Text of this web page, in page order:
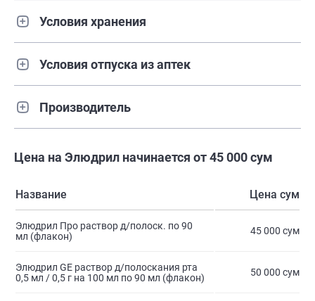
Условия хранения
Условия отпуска из аптек
Производитель
Цена на Элюдрил начинается от 45 000 сум
Название Цена сум
Элюдрил Про раствор д/полоск. по 90
мл (флакон)
45 000 сум
Элюдрил GE раствор д/полоскания рта
0,5 мл / 0,5 г на 100 мл по 90 мл (флакон)
50 000 сум